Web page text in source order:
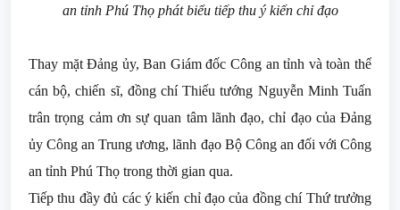
an tỉnh Phú Thọ phát biểu tiếp thu ý kiến chỉ đạo
Thay mặt Đảng ủy, Ban Giám đốc Công an tỉnh và toàn thể
cán bộ, chiến sĩ, đồng chí Thiếu tướng Nguyễn Minh Tuấn
trân trọng cảm ơn sự quan tâm lãnh đạo, chỉ đạo của Đảng
ủy Công an Trung ương, lãnh đạo Bộ Công an đối với Công
an tỉnh Phú Thọ trong thời gian qua.
Tiếp thu đầy đủ các ý kiến chỉ đạo của đồng chí Thứ trưởng